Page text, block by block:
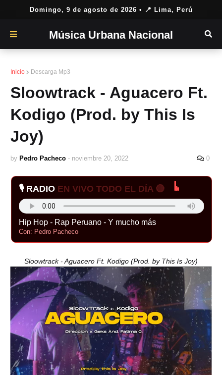
Domingo, 9 de agosto de 2026 • 📍 Lima, Perú
Música Urbana Nacional
Inicio Descarga Mp3
Sloowtrack - Aguacero Ft.
Kodigo (Prod. by This Is
Joy)
by Pedro Pacheco - noviembre 20, 2022 0
🎙️ RADIO EN VIVO TODO EL DÍA 🔴
Hip Hop - Rap Peruano - Y mucho más
Con: Pedro Pacheco
Sloowtrack - Aguacero Ft. Kodigo (Prod. by This Is Joy)